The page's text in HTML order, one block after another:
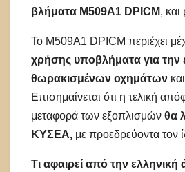
βλήματα M509A1 DPICM, και
Το M509A1 DPICM περιέχει
χρήσης υποβλήματα για την
θωρακισμένων οχημάτων
Επισημαίνεται ότι η τελική
μεταφορά των εξοπλισμών θα
ΚΥΣΕΑ, με προεδρεύοντα
Τι αφαιρεί από την ελληνική